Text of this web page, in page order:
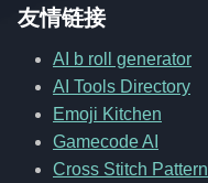
友情链接
AI b roll generator
AI Tools Directory
Emoji Kitchen
Gamecode AI
Cross Stitch Pattern